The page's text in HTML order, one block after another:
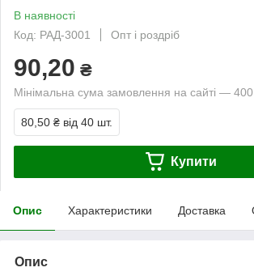
В наявності
Код: РАД-3001
Опт і роздріб
90,20 ₴
Мінімальна сума замовлення на сайті —
80,50 ₴ від 40 шт.
Купити
Опис Характеристики Доставка
Опис